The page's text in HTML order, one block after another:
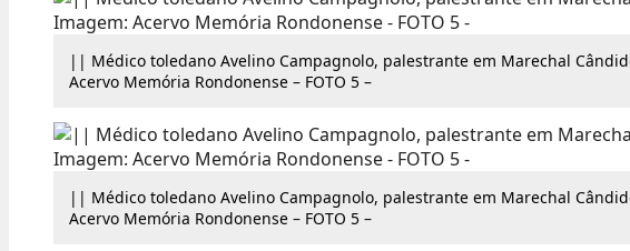
|| Médico toledano Avelino Campagnolo, palestrante em Marechal
Acervo Memória Rondonense – FOTO 5 –
|| Médico toledano Avelino Campagnolo, palestrante em Marechal
Acervo Memória Rondonense – FOTO 5 –